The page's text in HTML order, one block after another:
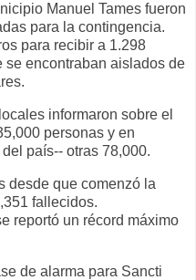
Manuel Tames fueron
para la contingencia.
para recibir a 1.298
se encontraban aislados de
informaron sobre el
personas y en
país-- otras 78,000.
desde que comenzó la
fallecidos.
reportó un récord máximo
de alarma para Sancti